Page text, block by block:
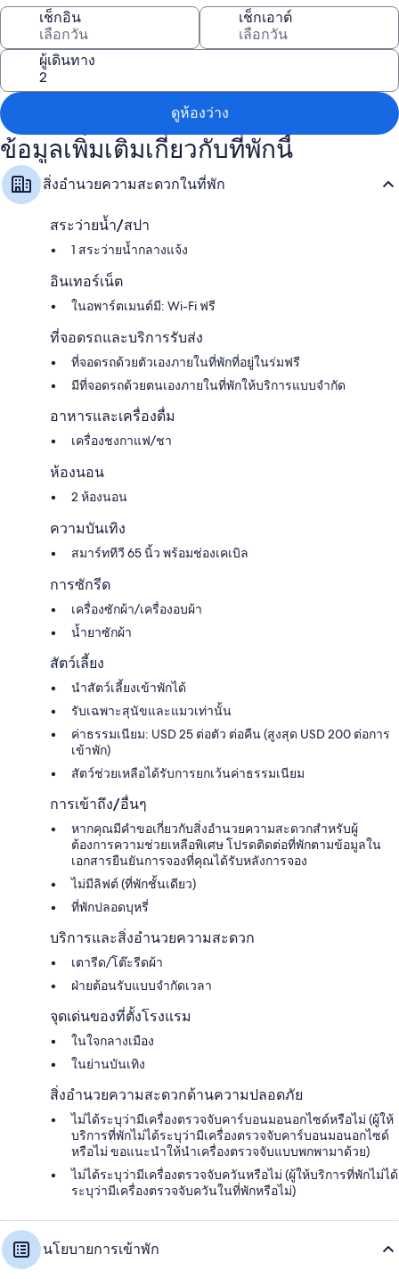
สิ่งอำนวยความสะดวกในห้องพัก
ห้องพักทั้งหมดที่ เดอะ วัน 315 มาพร้อมสิ่งอำนวยความสะดวก เช่น บริการ
Wi-Fi ฟรี
สิ่งอำนวยความสะดวกอื่นๆ ภายในห้องพักได้แก่
เครื่องซักผ้า/เครื่องอบผ้า เตารีด/โต๊ะรีดผ้า และน้ำยาซักผ้า
สมาร์ททีวี 65 นิ้ว พร้อม ช่องเคเบิล
เช็กอิน เช็กเอาต์
ผู้เดินทาง
ดูห้องว่าง
ข้อมูลเพิ่มเติมเกี่ยวกับที่พักนี้
สิ่งอำนวยความสะดวกในที่พัก
สระว่ายน้ำ/สปา
1 สระว่ายน้ำกลางแจ้ง
อินเทอร์เน็ต
ในอพาร์ตเมนต์มี: Wi-Fi ฟรี
ที่จอดรถและบริการรับส่ง
ที่จอดรถด้วยตัวเองภายในที่พักที่อยู่ในร่มฟรี
มีที่จอดรถด้วยตนเองภายในที่พักให้บริการแบบจำกัด
อาหารและเครื่องดื่ม
เครื่องชงกาแฟ/ชา
ห้องนอน
2 ห้องนอน
ความบันเทิง
สมาร์ททีวี 65 นิ้ว พร้อมช่องเคเบิล
การซักรีด
เครื่องซักผ้า/เครื่องอบผ้า
น้ำยาซักผ้า
สัตว์เลี้ยง
นำสัตว์เลี้ยงเข้าพักได้
รับเฉพาะสุนัขและแมวเท่านั้น
ค่าธรรมเนียม: USD 25 ต่อตัว ต่อคืน (สูงสุด USD 200 ต่อการ
เข้าพัก)
สัตว์ช่วยเหลือได้รับการยกเว้นค่าธรรมเนียม
การเข้าถึง/อื่นๆ
หากคุณมีคำขอเกี่ยวกับสิ่งอำนวยความสะดวกสำหรับผู้
ต้องการความช่วยเหลือพิเศษ โปรดติดต่อที่พักตามข้อมูลใน
เอกสารยืนยันการจองที่คุณได้รับหลังการจอง
ไม่มีลิฟต์ (ที่พักชั้นเดียว)
ที่พักปลอดบุหรี่
บริการและสิ่งอำนวยความสะดวก
เตารีด/โต๊ะรีดผ้า
ฝ่ายต้อนรับแบบจำกัดเวลา
จุดเด่นของที่ตั้งโรงแรม
ในใจกลางเมือง
ในย่านบันเทิง
สิ่งอำนวยความสะดวกด้านความปลอดภัย
ไม่ได้ระบุว่ามีเครื่องตรวจจับคาร์บอนมอนอกไซด์หรือไม่ (ผู้ให้
บริการที่พักไม่ได้ระบุว่ามีเครื่องตรวจจับคาร์บอนมอนอกไซด์
หรือไม่ ขอแนะนำให้นำเครื่องตรวจจับแบบพกพามาด้วย)
ไม่ได้ระบุว่ามีเครื่องตรวจจับควันหรือไม่ (ผู้ให้บริการที่พักไม่ได้
ระบุว่ามีเครื่องตรวจจับควันในที่พักหรือไม่)
นโยบายการเข้าพัก